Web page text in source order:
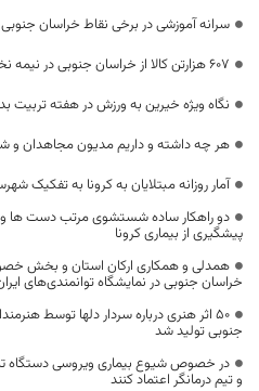
سرانه آموزشی در برخی نقاط خراسان جنوبی به کمتر از ۲
۶۰۷ هزارتن کالا از خراسان جنوبی در نیمه نخست امسال صادر شده است
نگاه ویژه خیرین به ورزش در هفته تربیت
هر چه داشته و داریم مدیون مجاهدان
آمار روزانه مبتلایان به کرونا به تفکیک
دو راهکار ساده شستشوی مرتب دست ها و
پیشگیری از بیماری کرونا
همدلی و همکاری ارکان استان و بخش
خراسان جنوبی در نمایشگاه توانمندی‌های
۵۰ اثر هنری درباره سردار دلها توسط
جنوبی تولید شد
در خصوص شیوع بیماری ویروسی دستگاه
و تیم درمانگر اعتماد کنند